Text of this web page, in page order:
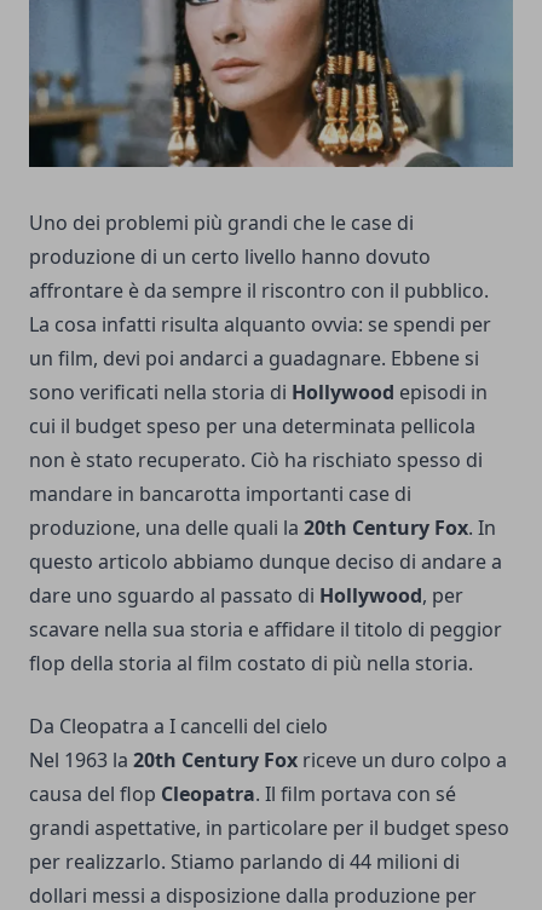
Uno dei problemi più grandi che le case di
produzione di un certo livello hanno dovuto
affrontare è da sempre il riscontro con il pubblico.
La cosa infatti risulta alquanto ovvia: se spendi per
un film, devi poi andarci a guadagnare. Ebbene si
sono verificati nella storia di Hollywood episodi in
cui il budget speso per una determinata pellicola
non è stato recuperato. Ciò ha rischiato spesso di
mandare in bancarotta importanti case di
produzione, una delle quali la 20th Century Fox. In
questo articolo abbiamo dunque deciso di andare a
dare uno sguardo al passato di Hollywood, per
scavare nella sua storia e affidare il titolo di peggior
flop della storia al film costato di più nella storia.
Da Cleopatra a I cancelli del cielo
Nel 1963 la 20th Century Fox riceve un duro colpo a
causa del flop Cleopatra. Il film portava con sé
grandi aspettative, in particolare per il budget speso
per realizzarlo. Stiamo parlando di 44 milioni di
dollari messi a disposizione dalla produzione per